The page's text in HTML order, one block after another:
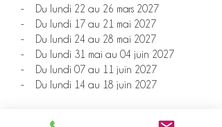
- Du lundi 22 au 26 mars 2027
- Du lundi 17 au 21 mai 2027
- Du lundi 24 au 28 mai 2027
- Du lundi 31 mai au 04 juin 2027
- Du lundi 07 au 11 juin 2027
- Du lundi 14 au 18 juin 2027